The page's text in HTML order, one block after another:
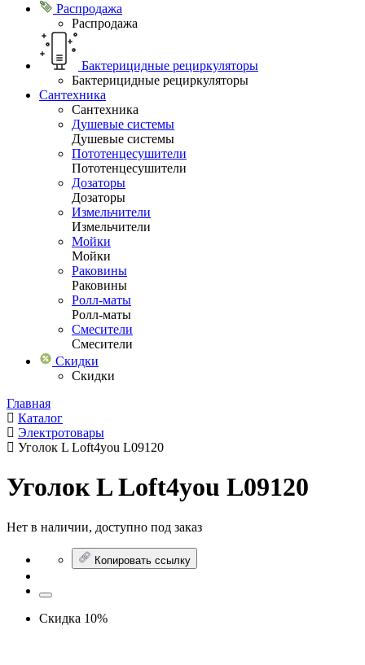
Распродажа
Распродажа
Бактерицидные рециркуляторы
Бактерицидные рециркуляторы
Сантехника
Сантехника
Душевые системы
Душевые системы
Пототенцесушители
Пототенцесушители
Дозаторы
Дозаторы
Измельчители
Измельчители
Мойки
Мойки
Раковины
Раковины
Ролл-маты
Ролл-маты
Смесители
Смесители
Скидки
Скидки
Главная
Каталог
Электротовары
Уголок L Loft4you L09120
Уголок L Loft4you L09120
Нет в наличии, доступно под заказ
Копировать ссылку
Скидка 10%